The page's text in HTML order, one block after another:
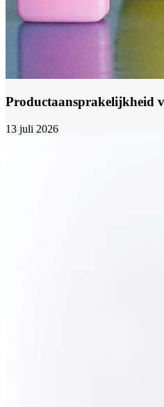
Productaansprakelijkheid
13 juli 2026